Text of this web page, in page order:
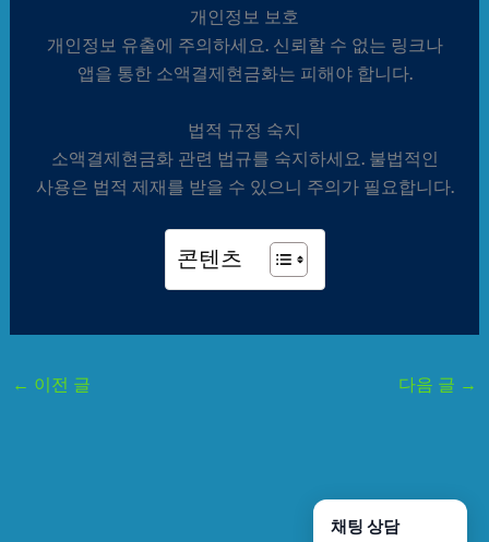
개인정보 보호
개인정보 유출에 주의하세요. 신뢰할 수 없는 링크나
앱을 통한 소액결제현금화는 피해야 합니다.
법적 규정 숙지
소액결제현금화 관련 법규를 숙지하세요. 불법적인
사용은 법적 제재를 받을 수 있으니 주의가 필요합니다.
콘텐츠
← 이전 글 다음 글 →
채팅 상담